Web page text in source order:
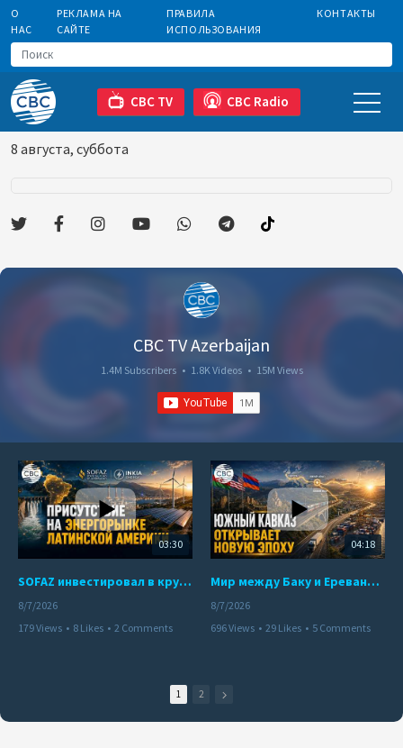
О
НАС
РЕКЛАМА НА
САЙТЕ
ПРАВИЛА
ИСПОЛЬЗОВАНИЯ
КОНТАКТЫ
CBC TV CBC Radio
8 августа, суббота
CBC TV Azerbaijan
1.4M Subscribers • 1.8K Videos • 15M Views
03:30
SOFAZ инвестировал в крупнейшего независимого производителя электроэнергии Перу
8/7/2026
179 Views • 8 Likes • 2 Comments
04:18
Мир между Баку и Ереваном запускает крупные логистические проекты
8/7/2026
696 Views • 29 Likes • 5 Comments
1 2